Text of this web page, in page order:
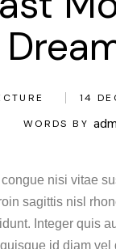
14
WORDS BY
nisi vitae
sagittis nisl
Integer quis
id diam